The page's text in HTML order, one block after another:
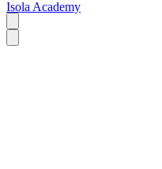
Isola Academy